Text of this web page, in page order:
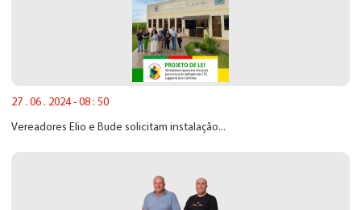
27 . 06 . 2024 - 08 : 50
Vereadores Elio e Bude solicitam instalação...